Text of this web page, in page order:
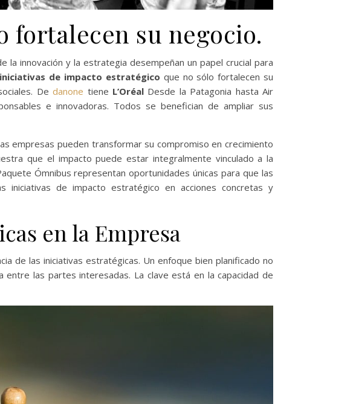
fortalecen su negocio.
la innovación y la estrategia desempeñan un papel crucial para
iniciativas de impacto estratégico que no sólo fortalecen su
Dedanone tiene L’OréalDesde la Patagonia hasta Air
e innovadoras. Todos se benefician de ampliar sus
empresas pueden transformar su compromiso en crecimiento
que el impacto puede estar integralmente vinculado a la
Ómnibus representan oportunidades únicas para que las
iniciativas de impacto estratégico en acciones concretas y
en la Empresa
de las iniciativas estratégicas. Un enfoque bien planificado no
las partes interesadas. La clave está en la capacidad de